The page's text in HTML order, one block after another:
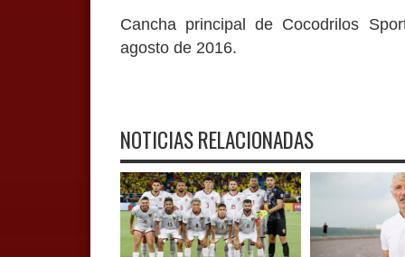
Cancha principal de Cocodrilos
agosto de 2016.
NOTICIAS RELACIONADAS